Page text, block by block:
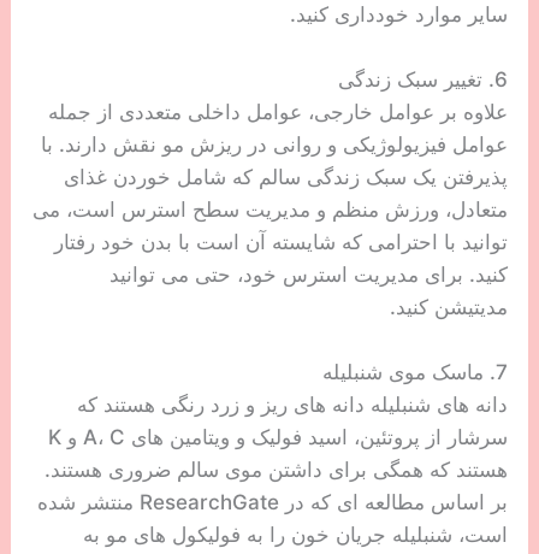
سایر موارد خودداری کنید.
6. تغییر سبک زندگی
علاوه بر عوامل خارجی، عوامل داخلی متعددی از جمله
عوامل فیزیولوژیکی و روانی در ریزش مو نقش دارند. با
پذیرفتن یک سبک زندگی سالم که شامل خوردن غذای
متعادل، ورزش منظم و مدیریت سطح استرس است، می
توانید با احترامی که شایسته آن است با بدن خود رفتار
کنید. برای مدیریت استرس خود، حتی می توانید
مدیتیشن کنید.
7. ماسک موی شنبلیله
دانه های شنبلیله دانه های ریز و زرد رنگی هستند که
سرشار از پروتئین، اسید فولیک و ویتامین های A، C و K
هستند که همگی برای داشتن موی سالم ضروری هستند.
بر اساس مطالعه ای که در ResearchGate منتشر شده
است، شنبلیله جریان خون را به فولیکول های مو به